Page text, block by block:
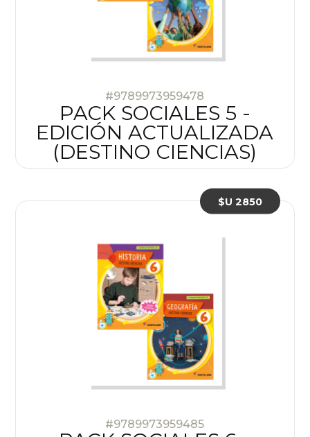
#9789973959478
PACK SOCIALES 5 -
EDICIÓN ACTUALIZADA
(DESTINO CIENCIAS)
#9789973959485
$U 2850